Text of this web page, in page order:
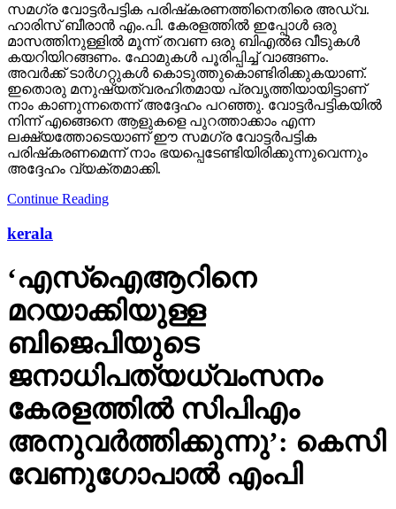
സമഗ്ര വോട്ടര്‍പട്ടിക പരിഷ്‌കരണത്തിനെതിരെ അഡ്വ.
ഹാരിസ് ബീരാന്‍ എം.പി. കേരളത്തില്‍ ഇപ്പോള്‍ ഒരു
മാസത്തിനുള്ളില്‍ മൂന്ന് തവണ ഒരു ബിഎല്‍ഒ വീടുകള്‍
കയറിയിറങ്ങണം. ഫോമുകള്‍ പൂരിപ്പിച്ച് വാങ്ങണം.
അവര്‍ക്ക് ടാര്‍ഗറ്റുകള്‍ കൊടുത്തുകൊണ്ടിരിക്കുകയാണ്.
ഇതൊരു മനുഷ്യത്വരഹിതമായ പ്രവൃത്തിയായിട്ടാണ്
നാം കാണുന്നതെന്ന് അദ്ദേഹം പറഞ്ഞു. വോട്ടര്‍പട്ടികയില്‍
നിന്ന് എങ്ങെനെ ആളുകളെ പുറത്താക്കാം എന്ന
ലക്ഷ്യത്തോടെയാണ് ഈ സമഗ്ര വോട്ടര്‍പട്ടിക
പരിഷ്‌കരണമെന്ന് നാം ഭയപ്പെടേണ്ടിയിരിക്കുന്നുവെന്നും
അദ്ദേഹം വ്യക്തമാക്കി.
Continue Reading
kerala
‘എസ്‌ഐആറിനെ
മറയാക്കിയുള്ള
ബിജെപിയുടെ
ജനാധിപത്യധ്വംസനം
കേരളത്തില്‍ സിപിഎം
അനുവര്‍ത്തിക്കുന്നു’: കെസി
വേണുഗോപാല്‍ എംപി